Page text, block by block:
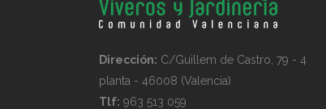
Dirección: C/Guillem de Castro, 79 - 4
planta - 46008 (Valencia)
Tlf: 963 513 059